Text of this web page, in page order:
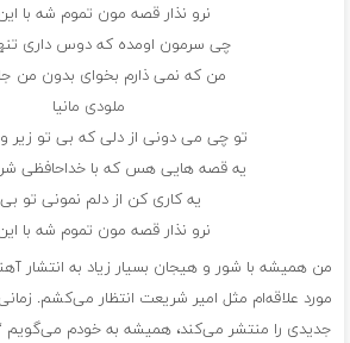
نرو نذار قصه مون تموم شه با
چی سرمون اومده که دوس داری
من که نمی ذارم بخوای بدون من
ملودی مانیا
تو چی می دونی از دلی که بی تو زیر
یه قصه هایی هس که با خداحافظی
یه کاری کن از دلم نمونی تو بی
نرو نذار قصه مون تموم شه با
من همیشه با شور و هیجان بسیار زیاد به انتشار
مورد علاقه‌ام مثل امیر شریعت انتظار می‌کشم.
جدیدی را منتشر می‌کند، همیشه به خودم